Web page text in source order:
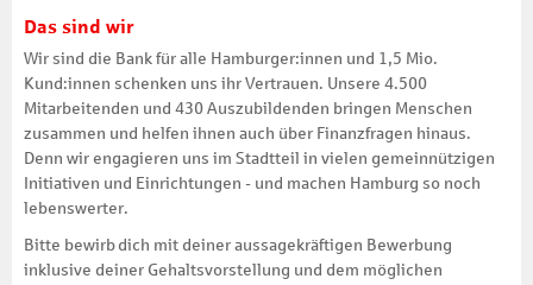
Das sind wir
Wir sind die Bank für alle Hamburger:innen und 1,5 Mio.
Kund:innen schenken uns ihr Vertrauen. Unsere 4.500
Mitarbeitenden und 430 Auszubildenden bringen Menschen
zusammen und helfen ihnen auch über Finanzfragen hinaus.
Denn wir engagieren uns im Stadtteil in vielen gemeinnützigen
Initiativen und Einrichtungen - und machen Hamburg so noch
lebenswerter.
Bitte bewirb dich mit deiner aussagekräftigen Bewerbung
inklusive deiner Gehaltsvorstellung und dem möglichen